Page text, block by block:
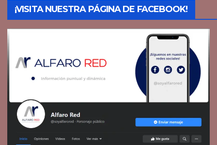
¡VISITA NUESTRA PÁGINA DE FACEBOOK!